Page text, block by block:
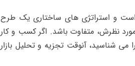
و استراتژی های ساختاری یک طرح
نظرش، متفاوت باشد. اگر کسب و کار
شناسید، آنوقت تجزیه و تحلیل بازار